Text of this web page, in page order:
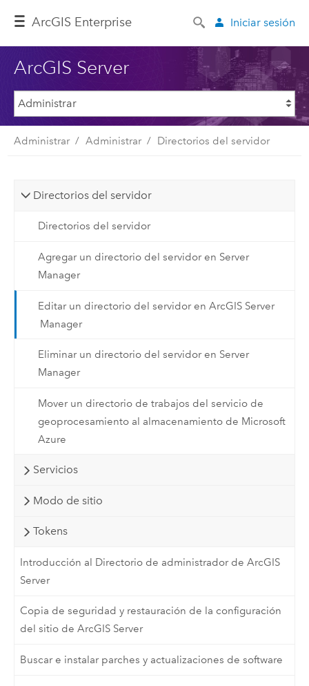
ArcGIS Enterprise Iniciar sesión
ArcGIS Server
Administrar Administrar Directorios del servidor
Directorios del servidor
Directorios del servidor
Agregar un directorio del servidor en Server
Manager
Editar un directorio del servidor en ArcGIS Server
Manager
Eliminar un directorio del servidor en Server
Manager
Mover un directorio de trabajos del servicio de
geoprocesamiento al almacenamiento de Microsoft
Azure
Servicios
Modo de sitio
Tokens
Introducción al Directorio de administrador de ArcGIS
Server
Copia de seguridad y restauración de la configuración
del sitio de ArcGIS Server
Buscar e instalar parches y actualizaciones de software